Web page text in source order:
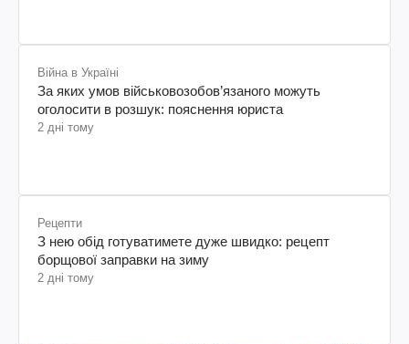
Війна в Україні
За яких умов військовозобов’язаного можуть
оголосити в розшук: пояснення юриста
2 дні тому
Рецепти
З нею обід готуватимете дуже швидко: рецепт
борщової заправки на зиму
2 дні тому